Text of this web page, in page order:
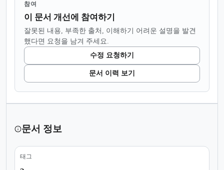
참여
이 문서 개선에 참여하기
잘못된 내용, 부족한 출처, 이해하기 어려운 설명을 발견
했다면 요청을 남겨 주세요.
수정 요청하기
문서 이력 보기
문서 정보
태그